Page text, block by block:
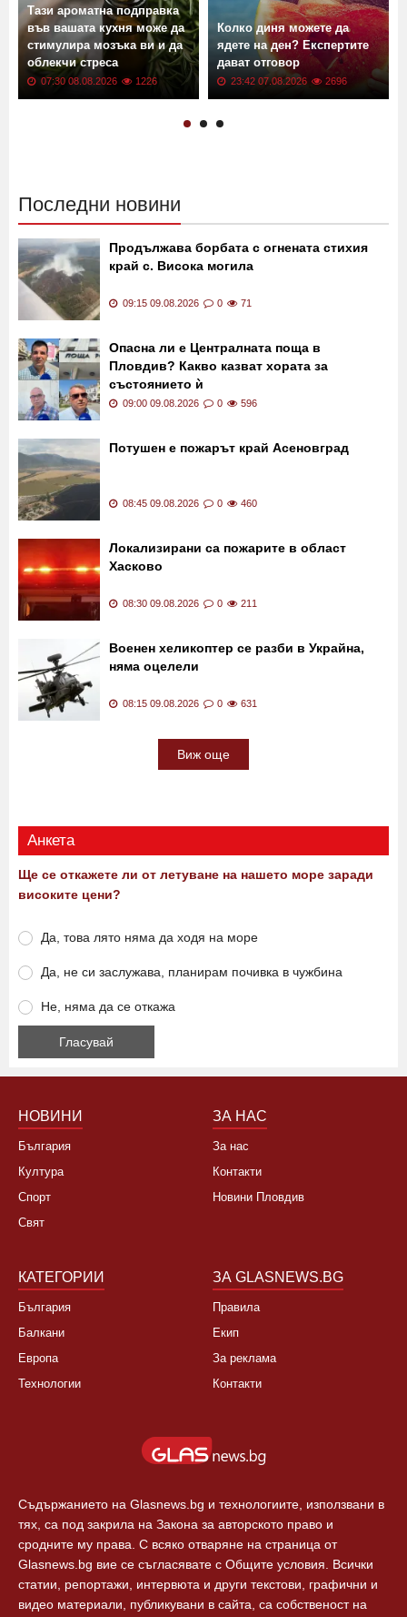
Тази ароматна подправка
във вашата кухня може да
стимулира мозъка ви и да
облекчи стреса
07:30 08.08.2026 1226
Колко диня можете да
ядете на ден? Експертите
дават отговор
23:42 07.08.2026 2696
Последни новини
Продължава борбата с огнената стихия
край с. Висока могила
09:15 09.08.2026 0 71
Опасна ли е Централната поща в
Пловдив? Какво казват хората за
състоянието ѝ
09:00 09.08.2026 0 596
Потушен е пожарът край Асеновград
08:45 09.08.2026 0 460
Локализирани са пожарите в област
Хасково
08:30 09.08.2026 0 211
Военен хеликоптер се разби в Украйна,
няма оцелели
08:15 09.08.2026 0 631
Виж още
Анкета
Ще се откажете ли от летуване на нашето море заради
високите цени?
Да, това лято няма да ходя на море
Да, не си заслужава, планирам почивка в чужбина
Не, няма да се откажа
НОВИНИ
България
Култура
Спорт
Свят
ЗА НАС
За нас
Контакти
Новини Пловдив
КАТЕГОРИИ
България
Балкани
Европа
Технологии
ЗА GLASNEWS.BG
Правила
Екип
За реклама
Контакти
Съдържанието на Glasnews.bg и технологиите, използвани в
тях, са под закрила на Закона за авторското право и
сродните му права. С всяко отваряне на страница от
Glasnews.bg вие се съгласявате с Общите условия. Всички
статии, репортажи, интервюта и други текстови, графични и
видео материали, публикувани в сайта, са собственост на